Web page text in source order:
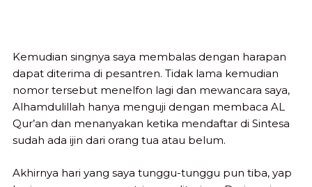
Kemudian singnya saya membalas dengan harapan
dapat diterima di pesantren. Tidak lama kemudian
nomor tersebut menelfon lagi dan mewancara saya,
Alhamdulillah hanya menguji dengan membaca AL
Qur’an dan menanyakan ketika mendaftar di Sintesa
sudah ada ijin dari orang tua atau belum.
Akhirnya hari yang saya tunggu-tunggu pun tiba, yap